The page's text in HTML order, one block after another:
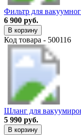
Фильтр для
6 900 руб.
В корзину
Код товара - 500116
Шланг для
5 990 руб.
В корзину